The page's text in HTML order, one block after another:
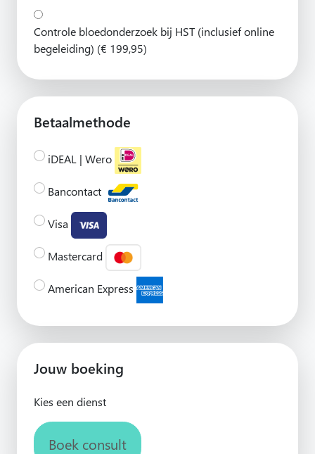
Controle bloedonderzoek bij HST (inclusief online
begeleiding) (€ 199,95)
Betaalmethode
iDEAL | Wero
Bancontact
Visa
Mastercard
American Express
Jouw boeking
Kies een dienst
Boek consult